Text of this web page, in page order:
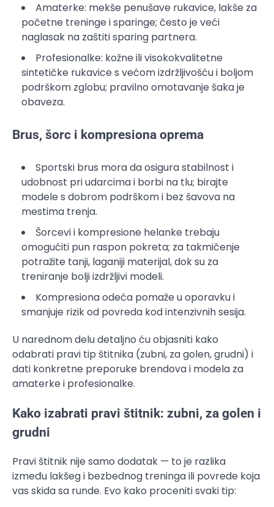
Amaterke: mekše penušave rukavice, lakše za
početne treninge i sparinge; često je veći
naglasak na zaštiti sparing partnera.
Profesionalke: kožne ili visokokvalitetne
sintetičke rukavice s većom izdržljivošću i boljom
podrškom zglobu; pravilno omotavanje šaka je
obaveza.
Brus, šorc i kompresiona oprema
Sportski brus mora da osigura stabilnost i
udobnost pri udarcima i borbi na tlu; birajte
modele s dobrom podrškom i bez šavova na
mestima trenja.
Šorcevi i kompresione helanke trebaju
omogućiti pun raspon pokreta; za takmičenje
potražite tanji, laganiji materijal, dok su za
treniranje bolji izdržljivi modeli.
Kompresiona odeća pomaže u oporavku i
smanjuje rizik od povreda kod intenzivnih sesija.
U narednom delu detaljno ću objasniti kako
odabrati pravi tip štitnika (zubni, za golen, grudni) i
dati konkretne preporuke brendova i modela za
amaterke i profesionalke.
Kako izabrati pravi štitnik: zubni, za golen i
grudni
Pravi štitnik nije samo dodatak — to je razlika
između lakšeg i bezbednog treninga ili povrede koja
vas skida sa runde. Evo kako proceniti svaki tip: